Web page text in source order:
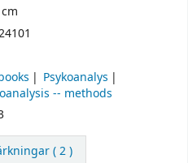
Psykoanalys
-- methods
( 2 )